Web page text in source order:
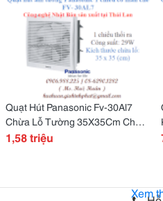
Quạt Hút Panasonic Fv-30Al7
Chừa Lỗ Tường 35X35Cm Chắc
Chắn Có Hàng Sẵn Tại Kho
1,58 triệu
Xem